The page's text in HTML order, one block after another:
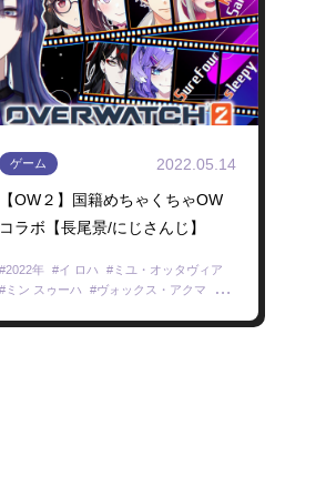
ゲーム 2022.05.14
【OW２】国籍めちゃくちゃOW
コラボ【長尾景/にじさんじ】
2022年 イ ロハ
ミユ・オッタヴィア
ミン スゥーハ
ヴォックス・アクマ
オーバーウォッチ 2